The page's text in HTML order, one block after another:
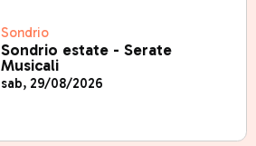
Sondrio
Sondrio estate - Serate
Musicali
sab, 29/08/2026